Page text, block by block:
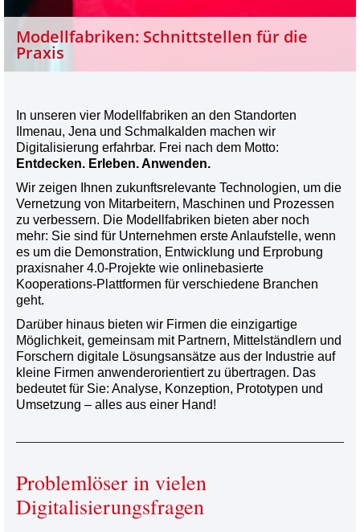
Modellfabriken: Schnittstellen für die
Praxis
In unseren vier Modellfabriken an den Standorten
Ilmenau, Jena und Schmalkalden machen wir
Digitalisierung erfahrbar. Frei nach dem Motto:
Entdecken. Erleben. Anwenden.
Wir zeigen Ihnen zukunftsrelevante Technologien, um die
Vernetzung von Mitarbeitern, Maschinen und Prozessen
zu verbessern. Die Modellfabriken bieten aber noch
mehr: Sie sind für Unternehmen erste Anlaufstelle, wenn
es um die Demonstration, Entwicklung und Erprobung
praxisnaher 4.0-Projekte wie onlinebasierte
Kooperations-Plattformen für verschiedene Branchen
geht.
Darüber hinaus bieten wir Firmen die einzigartige
Möglichkeit, gemeinsam mit Partnern, Mittelständlern und
Forschern digitale Lösungsansätze aus der Industrie auf
kleine Firmen anwenderorientiert zu übertragen. Das
bedeutet für Sie: Analyse, Konzeption, Prototypen und
Umsetzung – alles aus einer Hand!
Problemlöser in vielen
Digitalisierungsfragen